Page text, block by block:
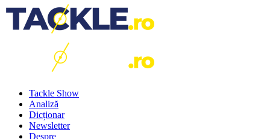
Tackle Show
Analiză
Dicționar
Newsletter
Despre